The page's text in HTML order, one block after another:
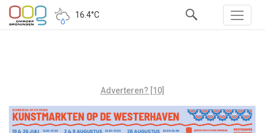
16.4°C
Adverteren? [10]